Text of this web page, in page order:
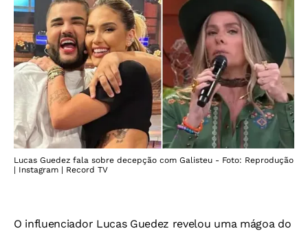
Lucas Guedez fala sobre decepção com Galisteu - Foto: Reprodução
| Instagram | Record TV
O influenciador Lucas Guedez revelou uma mágoa do